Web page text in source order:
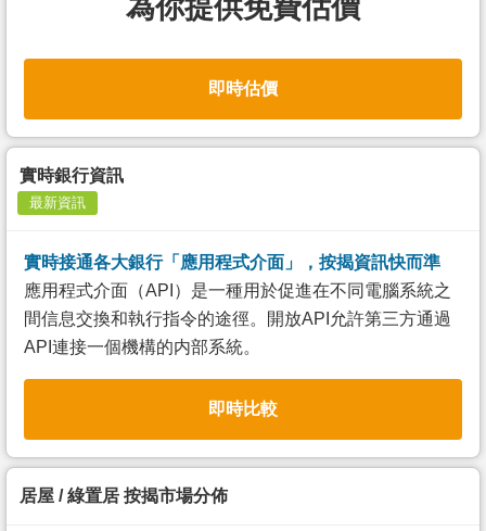
為你提供免費估價
即時估價
實時銀行資訊
最新資訊
實時接通各大銀行「應用程式介面」，按揭資訊快而準
應用程式介面（API）是一種用於促進在不同電腦系統之
間信息交換和執行指令的途徑。開放API允許第三方通過
API連接一個機構的内部系統。
即時比較
居屋 / 綠置居 按揭市場分佈